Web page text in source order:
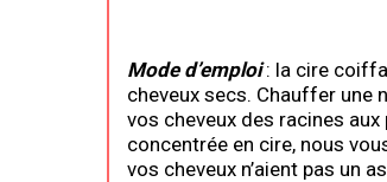
Mode d’emploi : la cire
cheveux secs. Chauffer
vos cheveux des racines
concentrée en cire, nous
vos cheveux n’aient pas un